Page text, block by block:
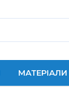
МАТЕРІАЛИ